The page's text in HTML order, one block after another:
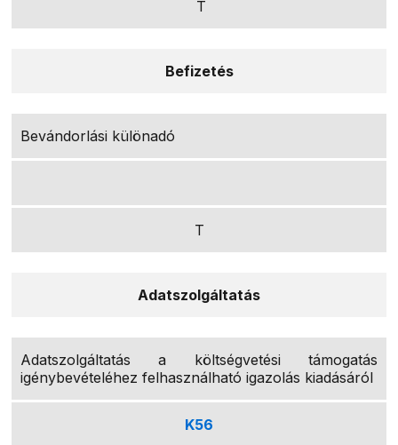
T
Befizetés
Bevándorlási különadó
T
Adatszolgáltatás
Adatszolgáltatás a költségvetési támogatás
igénybevételéhez felhasználható igazolás kiadásáról
K56